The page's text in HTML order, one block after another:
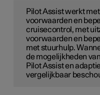
Pilot Assist werkt
voorwaarden en
cruisecontrol, met
voorwaarden en
met stuurhulp.
de mogelijkheden
Pilot Assist en
vergelijkbaar